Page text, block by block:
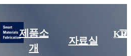
제품소
개
자료실
고
KR